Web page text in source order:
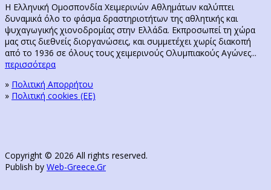
Η Ελληνική Ομοσπονδία Χειμερινών Αθλημάτων καλύπτει
δυναμικά όλο το φάσμα δραστηριοτήτων της αθλητικής και
ψυχαγωγικής χιονοδρομίας στην Ελλάδα. Εκπροσωπεί τη χώρα
μας στις διεθνείς διοργανώσεις, και συμμετέχει χωρίς διακοπή
από το 1936 σε όλους τους χειμερινούς Ολυμπιακούς Αγώνες...
περισσότερα
» Πολιτική Απορρήτου
» Πολιτική cookies (ΕΕ)
Copyright © 2026 All rights reserved.
Publish by Web-Greece.Gr